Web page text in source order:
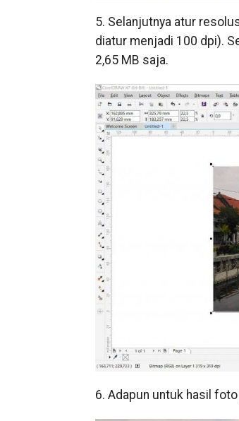
5. Selanjutnya atur
diatur menjadi 100 dpi).
2,65 MB saja.
6. Adapun untuk hasil